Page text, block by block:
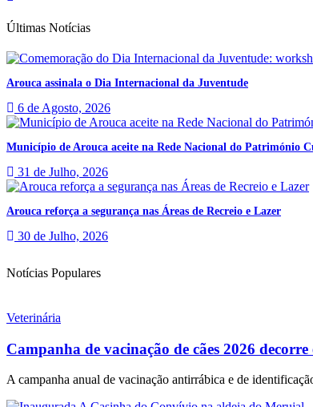
Últimas Notícias
Arouca assinala o Dia Internacional da Juventude
6 de Agosto, 2026
Município de Arouca aceite na Rede Nacional do Património
31 de Julho, 2026
Arouca reforça a segurança nas Áreas de Recreio e Lazer
30 de Julho, 2026
Notícias Populares
Veterinária
Campanha de vacinação de cães 2026
A campanha anual de vacinação antirrábica e de